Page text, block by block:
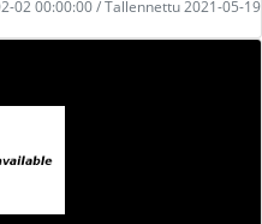
02 00:00:00 / Tallennettu 2021-05-19